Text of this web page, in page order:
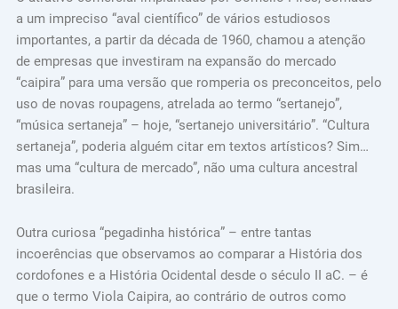
a um impreciso “aval científico” de vários estudiosos
importantes, a partir da década de 1960, chamou a atenção
de empresas que investiram na expansão do mercado
“caipira” para uma versão que romperia os preconceitos, pelo
uso de novas roupagens, atrelada ao termo “sertanejo”,
“música sertaneja” – hoje, “sertanejo universitário”. “Cultura
sertaneja”, poderia alguém citar em textos artísticos? Sim…
mas uma “cultura de mercado”, não uma cultura ancestral
brasileira.
Outra curiosa “pegadinha histórica” – entre tantas
incoerências que observamos ao comparar a História dos
cordofones e a História Ocidental desde o século II aC. – é
que o termo Viola Caipira, ao contrário de outros como